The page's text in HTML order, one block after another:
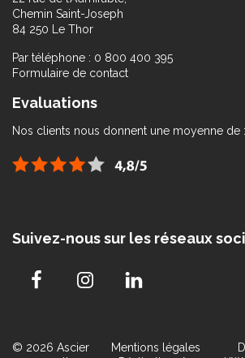
Chemin Saint-Joseph
84 250 Le Thor
Par téléphone : 0 800 400 395
Formulaire de contact
Evaluations
Nos clients nous donnent une moyenne de :
Suivez-nous sur les réseaux
© 2026 Ascier Mentions légales